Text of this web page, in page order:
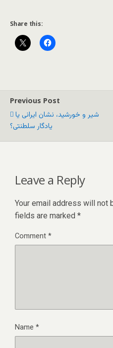
Share this:
Previous Post
شیر و خورشید، نشان ایرانی یا
یادگار سلطنتی؟
Leave a Reply
Your email address will not
fields are marked *
Comment*
Name *